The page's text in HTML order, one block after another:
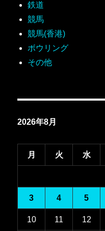
鉄道
競馬
競馬(香港)
ボウリング
その他
2026年8月
月 火 水
3 4 5
10 11 12